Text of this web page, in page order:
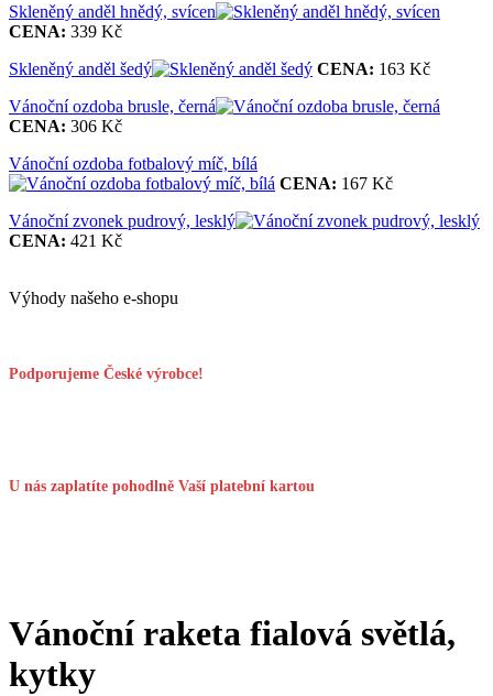
Skleněný anděl hnědý, svícen
CENA: 339 Kč
Skleněný anděl šedý
CENA: 163 Kč
Vánoční ozdoba brusle, černá
CENA: 306 Kč
Vánoční ozdoba fotbalový míč, bílá
CENA: 167 Kč
Vánoční zvonek pudrový, lesklý
CENA: 421 Kč
Výhody našeho e-shopu
Podporujeme České výrobce!
U nás zaplatíte pohodlně Vaší platební kartou
Vánoční raketa fialová světlá,
kytky